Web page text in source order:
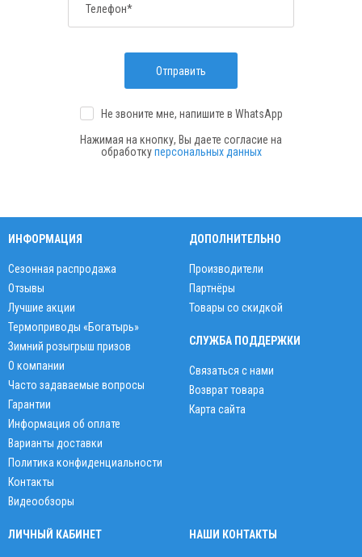
Телефон*
Отправить
Не звоните мне, напишите в WhatsApp
Нажимая на кнопку, Вы даете согласие на
обработкуперсональных данных
ИНФОРМАЦИЯ
Сезонная распродажа
Отзывы
Лучшие акции
Термоприводы «Богатырь»
Зимний розыгрыш призов
О компании
Часто задаваемые вопросы
Гарантии
Информация об оплате
Варианты доставки
Политика конфиденциальности
Контакты
Видеообзоры
ДОПОЛНИТЕЛЬНО
Производители
Партнёры
Товары со скидкой
СЛУЖБА ПОДДЕРЖКИ
Связаться с нами
Возврат товара
Карта сайта
ЛИЧНЫЙ КАБИНЕТ НАШИ КОНТАКТЫ